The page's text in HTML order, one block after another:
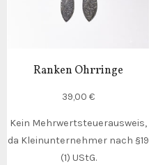
Ranken Ohrringe
39,00€
Kein Mehrwertsteuerausweis,
da Kleinunternehmer nach §19
(1) UStG.